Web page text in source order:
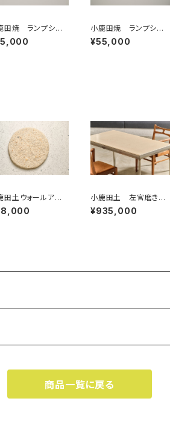
田焼 ランプシェ
本焼き
小鹿田焼 ランプシェ
ード 素焼き ”小鹿田
土”
¥55,000
田土ウォールアー
鹿田石の洗い出
直径45cm
小鹿田土 左官磨き仕
上げ ステンレステー
ブル
¥935,000
商品一覧に戻る